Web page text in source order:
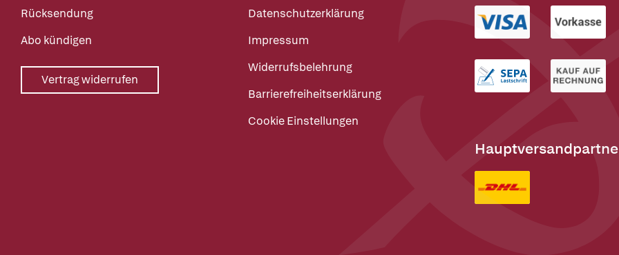
Rücksendung
Abo kündigen
Vertrag widerrufen
Datenschutzerklärung
Impressum
Widerrufsbelehrung
Barrierefreiheitserklärung
Cookie Einstellungen